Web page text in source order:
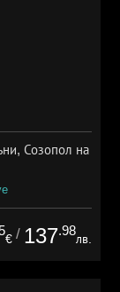
Созопол на
€ / 137.98
лв.